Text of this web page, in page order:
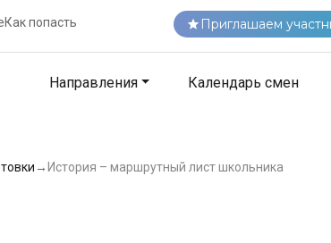
Как попасть Приглашаем
Направления Календарь смен
→ История – маршрутный лист школьника